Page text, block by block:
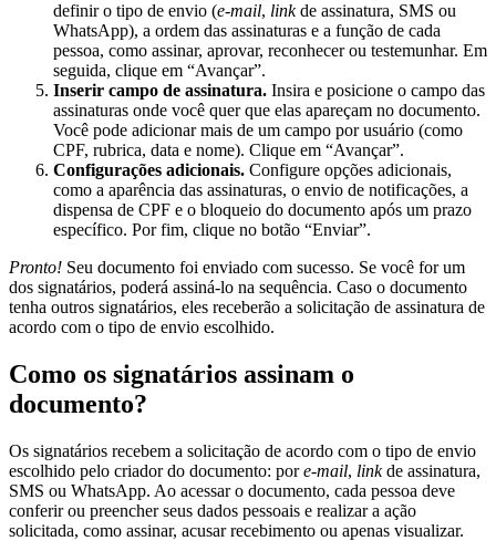
definir o tipo de envio (e-mail, linkde assinatura, SMS ou
WhatsApp), a ordem das assinaturas e a função de cada
pessoa, como assinar, aprovar, reconhecer ou testemunhar. Em
seguida, clique em “Avançar”.
Inserir campo de assinatura. Insira e posicione o campo das
assinaturas onde você quer que elas apareçam no documento.
Você pode adicionar mais de um campo por usuário (como
CPF, rubrica, data e nome). Clique em “Avançar”.
Configurações adicionais. Configure opções adicionais,
como a aparência das assinaturas, o envio de notificações, a
dispensa de CPF e o bloqueio do documento após um prazo
específico. Por fim, clique no botão “Enviar”.
Pronto! Seu documento foi enviado com sucesso. Se você for um
dos signatários, poderá assiná-lo na sequência. Caso o documento
tenha outros signatários, eles receberão a solicitação de assinatura de
acordo com o tipo de envio escolhido.
Como os signatários assinam o
documento?
Os signatários recebem a solicitação de acordo com o tipo de envio
escolhido pelo criador do documento: pore-mail, linkde assinatura,
SMS ou WhatsApp. Ao acessar o documento, cada pessoa deve
conferir ou preencher seus dados pessoais e realizar a ação
solicitada, como assinar, acusar recebimento ou apenas visualizar.